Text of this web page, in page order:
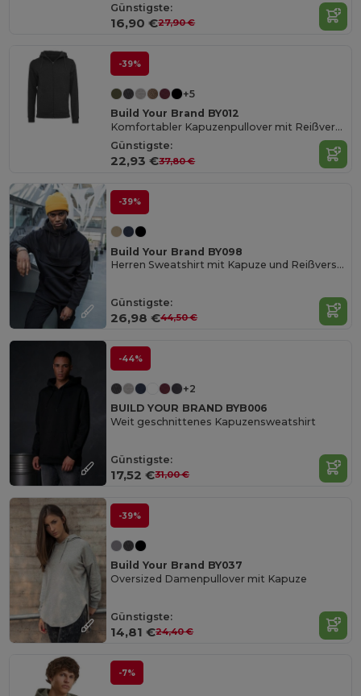
Günstigste:
16,90 €27,90 €
-39%
+5
Build Your Brand BY012
Komfortabler Kapuzenpullover mit Reißverschluss
Günstigste:
22,93 €37,80 €
-39%
Build Your Brand BY098
Herren Sweatshirt mit Kapuze und Reißverschlusskragen
Günstigste:
26,98 €44,50 €
-44%
+2
BUILD YOUR BRAND BYB006
Weit geschnittenes Kapuzensweatshirt
Günstigste:
17,52 €31,00 €
-39%
Build Your Brand BY037
Oversized Damenpullover mit Kapuze
Günstigste:
14,81 €24,40 €
-7%